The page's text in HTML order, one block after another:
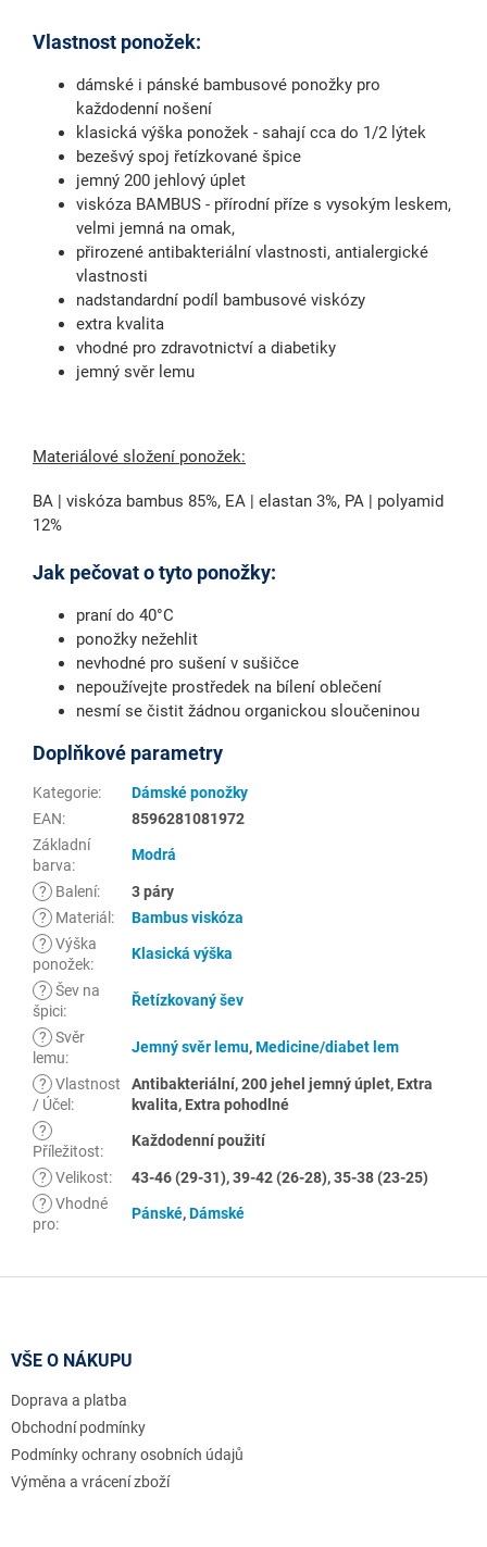
Vlastnost ponožek:
dámské i pánské bambusové ponožky pro
každodenní nošení
klasická výška ponožek - sahají cca do 1/2 lýtek
bezešvý spoj řetízkované špice
jemný 200 jehlový úplet
viskóza BAMBUS - přírodní příze s vysokým leskem,
velmi jemná na omak,
přirozené antibakteriální vlastnosti, antialergické
vlastnosti
nadstandardní podíl bambusové viskózy
extra kvalita
vhodné pro zdravotnictví a diabetiky
jemný svěr lemu
Materiálové složení ponožek:
BA | viskóza bambus 85%, EA | elastan 3%, PA | polyamid
12%
Jak pečovat o tyto ponožky:
praní do 40°C
ponožky nežehlit
nevhodné pro sušení v sušičce
nepoužívejte prostředek na bílení oblečení
nesmí se čistit žádnou organickou sloučeninou
Doplňkové parametry
Kategorie:
Dámské ponožky
EAN:
8596281081972
Základní
barva:
Modrá
? Balení:
3 páry
?
Materiál :
Bambus viskóza
? Výška
ponožek:
Klasická výška
? Šev na
špici:
Řetízkovaný šev
? Svěr
lemu:
Jemný svěr lemu,Medicine/diabet lem
? Vlastnost
/ Účel :
Antibakteriální, 200 jehel jemný úplet, Extra
kvalita, Extra pohodlné
?
Příležitost:
Každodenní použití
? Velikost:
43-46 (29-31), 39-42 (26-28), 35-38 (23-25)
? Vhodné
pro:
Pánské,Dámské
VŠE O NÁKUPU
Doprava a platba
Obchodní podmínky
Podmínky ochrany osobních údajů
Výměna a vrácení zboží